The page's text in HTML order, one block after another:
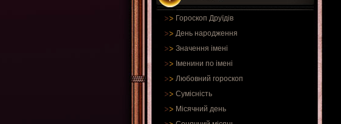
Гороскоп Друїдів
День народження
Значення імені
Іменини по імені
Любовний гороскоп
Сумісність
Місячний день